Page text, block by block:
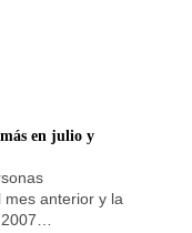
en julio y
anterior y la